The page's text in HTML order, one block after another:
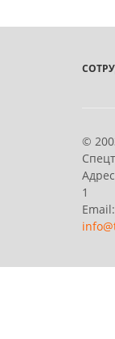
©
1
Email: